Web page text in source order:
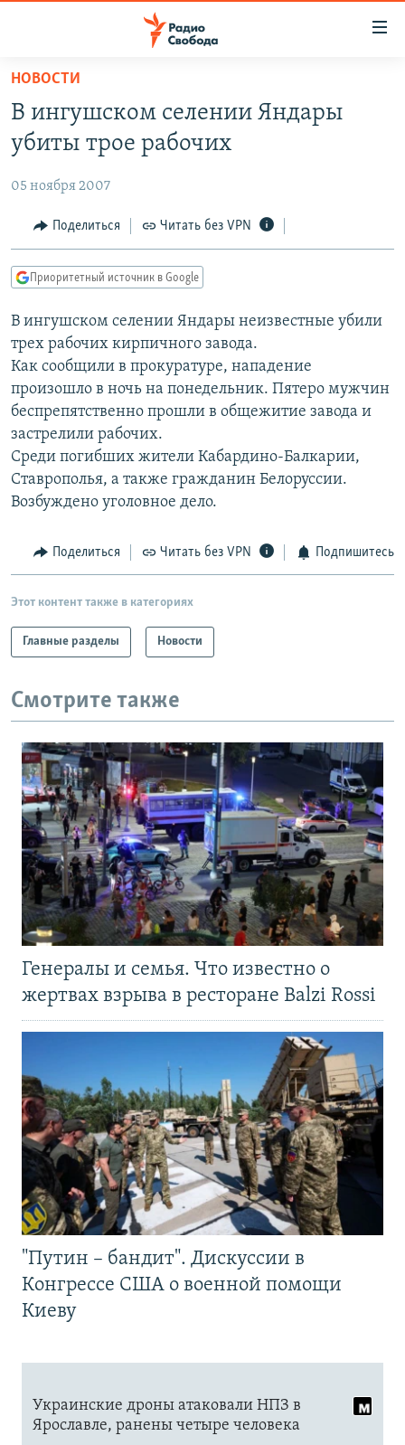
упрощенного
доступа
Вернуться
основному
Вернутся
главной
навигации
Вернутся
поиску
ПОДКАСТЫ
АВТОРСКИЕ ПРОЕКТЫ
ЦИТАТЫ СВОБОДЫ
МНЕНИЯ
IDEL.РЕАЛИИ
КАВКАЗ.РЕАЛИИ
СЕВЕР.РЕАЛИИ
СИБИРЬ.РЕАЛИИ
РАСПИСАНИЕ ВЕЩАНИЯ
ПОДПИШИТЕСЬ НА РАССЫЛКУ
СОЦИАЛЬНЫЕ СЕТИ
Все сайты РСЕ/РС
НОВОСТИ
В ингушском селении Яндары
убиты трое рабочих
05 ноября 2007
Поделиться Читать без VPN
Приоритетный источник в Google
В ингушском селении Яндары неизвестные убили
трех рабочих кирпичного завода.
Как сообщили в прокуратуре, нападение
произошло в ночь на понедельник. Пятеро мужчин
беспрепятственно прошли в общежитие завода и
застрелили рабочих.
Среди погибших жители Кабардино-Балкарии,
Ставрополья, а также гражданин Белоруссии.
Возбуждено уголовное дело.
Поделиться Читать без VPN Подпишитесь
Этот контент также в категориях
Главные разделы Новости
Смотрите также
Генералы и семья. Что известно о
жертвах взрыва в ресторане Balzi Rossi
"Путин – бандит". Дискуссии в
Конгрессе США о военной помощи
Киеву